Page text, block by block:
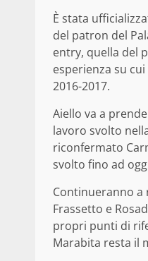
È stata
del patron del
entry, quella del
esperienza su
2016-2017.
Aiello va a
lavoro svolto
riconfermato
svolto fino ad
Continueranno a
Frassetto e
propri punti di
Marabita resta il